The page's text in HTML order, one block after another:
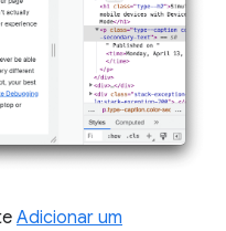
Adicionar um